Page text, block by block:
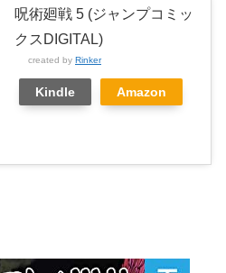
呪術廻戦 5 (ジャンプコミッ
クスDIGITAL)
created by Rinker
Kindle Amazon